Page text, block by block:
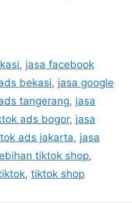
, jasa facebook
bekasi, jasa google
tangerang, jasa
ads bogor, jasa
ads jakarta, jasa
tiktok shop,
, tiktok shop